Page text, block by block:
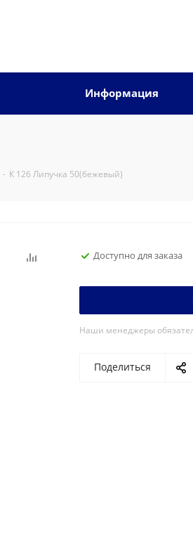
Информация
- К 126 Липучка 50(бежевый)
Доступно для заказа
Наши менеджеры
Поделиться